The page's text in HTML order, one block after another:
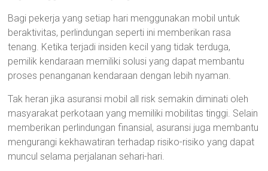
Bagi pekerja yang setiap hari menggunakan mobil untuk
beraktivitas, perlindungan seperti ini memberikan rasa
tenang. Ketika terjadi insiden kecil yang tidak terduga,
pemilik kendaraan memiliki solusi yang dapat membantu
proses penanganan kendaraan dengan lebih nyaman.
Tak heran jika asuransi mobil all risk semakin diminati oleh
masyarakat perkotaan yang memiliki mobilitas tinggi. Selain
memberikan perlindungan finansial, asuransi juga membantu
mengurangi kekhawatiran terhadap risiko-risiko yang dapat
muncul selama perjalanan sehari-hari.